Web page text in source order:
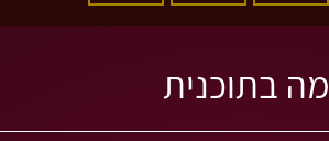
מה בתוכנית